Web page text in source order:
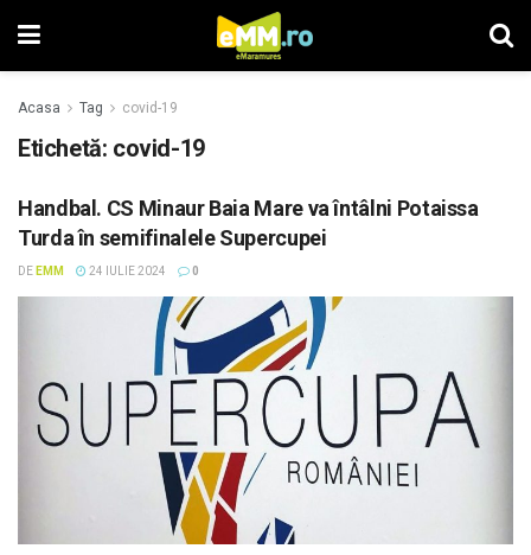
Acasa Tag covid-19
Etichetă: covid-19
Handbal. CS Minaur Baia Mare va întâlni Potaissa
Turda în semifinalele Supercupei
DE EMM 24 IULIE 2024 0